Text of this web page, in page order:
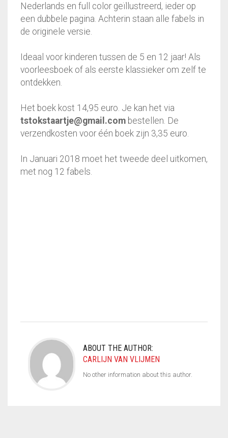
Nederlands en full color geïllustreerd, ieder op
een dubbele pagina. Achterin staan alle fabels in
de originele versie.
Ideaal voor kinderen tussen de 5 en 12 jaar! Als
voorleesboek of als eerste klassieker om zelf te
ontdekken.
Het boek kost 14,95 euro. Je kan het via
tstokstaartje@gmail.com bestellen. De
verzendkosten voor één boek zijn 3,35 euro.
In Januari 2018 moet het tweede deel uitkomen,
met nog 12 fabels.
ABOUT THE AUTHOR:
CARLIJN VAN VLIJMEN
No other information about this author.